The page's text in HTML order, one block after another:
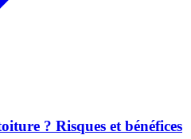
? Risques et bénéfices